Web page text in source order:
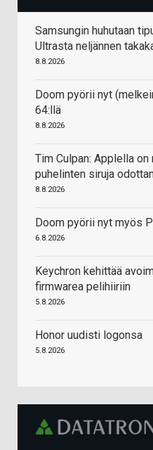
Samsungin huhutaan
Ultrasta neljännen
8.8.2026
Doom pyörii nyt
64:llä
8.8.2026
Tim Culpan: Applella
puhelinten siruja
8.8.2026
Doom pyörii nyt myös
6.8.2026
Keychron kehittää
firmwarea pelihiiriin
5.8.2026
Honor uudisti logonsa
5.8.2026